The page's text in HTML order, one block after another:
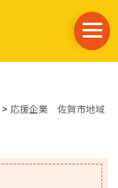
> 応援企業 佐賀市地域